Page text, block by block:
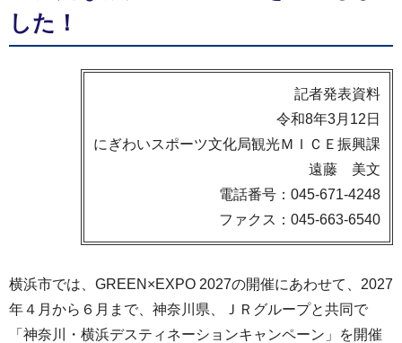
した！
記者発表資料
令和8年3月12日
にぎわいスポーツ文化局観光ＭＩＣＥ振興課
遠藤 美文
電話番号：045-671-4248
ファクス：045-663-6540
横浜市では、GREEN×EXPO 2027の開催にあわせて、2027
年４月から６月まで、神奈川県、ＪＲグループと共同で
「神奈川・横浜デスティネーションキャンペーン」を開催